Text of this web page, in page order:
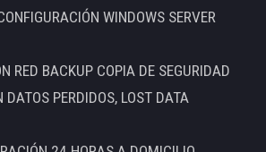
WINDOWS SERVER
RED BACKUP COPIA DE SEGURIDAD
DATOS PERDIDOS, LOST DATA